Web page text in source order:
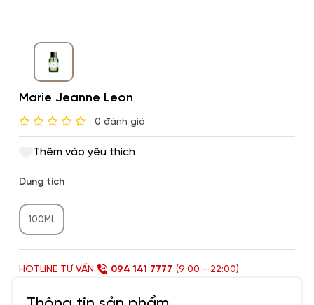
Marie Jeanne Leon
0 đánh giá
Thêm vào yêu thích
Dung tích
100ML
HOTLINE TƯ VẤN 094 141 7777 (9:00 - 22:00)